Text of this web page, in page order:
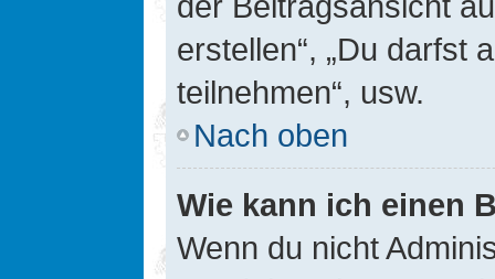
erstellen“, „Du darfst
teilnehmen“, usw.
Nach oben
Wie kann ich einen
Wenn du nicht